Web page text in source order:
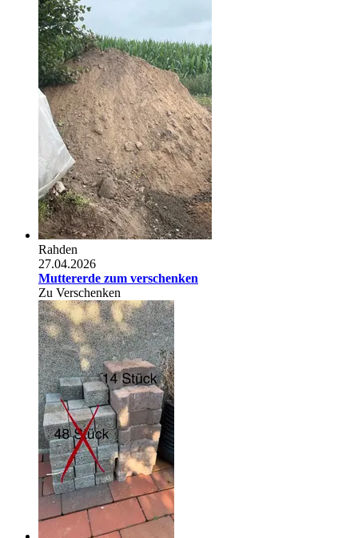
Rahden
27.04.2026
Muttererde zum verschenken
Zu Verschenken